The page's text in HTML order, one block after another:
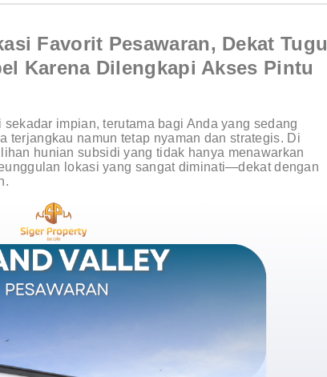
Favorit Pesawaran, Dekat Tugu
Karena Dilengkapi Akses Pintu
impian, terutama bagi Anda yang sedang
terjangkau namun tetap nyaman dan strategis. Di
hunian subsidi yang tidak hanya menawarkan
lokasi yang sangat diminati—dekat dengan